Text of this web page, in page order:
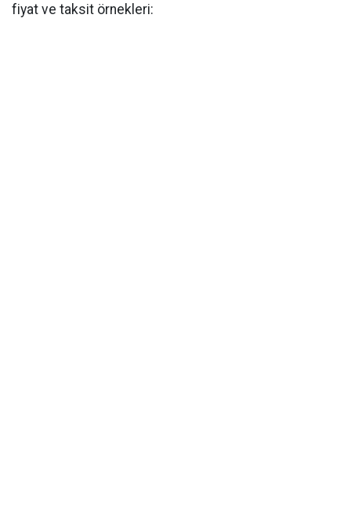
fiyat ve taksit örnekleri: